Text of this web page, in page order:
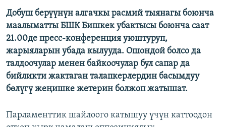
ЭЖЕ-СИҢДИЛЕР
ЫҢГАЙСЫЗ СУРООЛОР
ОНЛАЙН ШЕРИНЕ
ЭЕ/АРнун бардык сайттары
Добуш берүүнүн алгачкы расмий тыянагы боюнча
маалыматты БШК Бишкек убактысы боюнча саат
21.00де пресс-конференция уюштуруп,
жарыяларын убада кылууда. Ошондой болсо да
талдоочулар менен байкоочулар бул сапар да
бийликти жактаган талапкерлердин басымдуу
бөлүгү жеңишке жетерин болжоп жатышат.
Парламенттик шайлоого катышуу үчүн каттоодон